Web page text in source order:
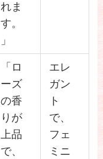
れま
す。
」
「ロ
ーズ
の香
りが
上品
で、
エレ
ガン
ト
で、
フェ
ミニ